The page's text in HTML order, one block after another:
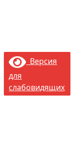
Версия
для
слабовидящих